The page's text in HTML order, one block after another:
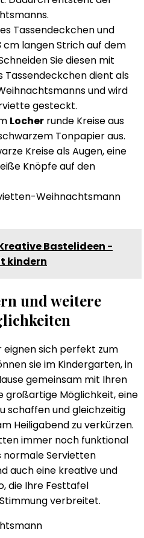
Tassendeckchen und
cm langen Strich auf dem
Sie diesen mit
Tassendeckchen dient als
und wird
gesteckt.
Locher runde Kreise aus
Tonpapier aus.
Kreise als Augen, eine
Knöpfe auf den
Weihnachtsmann
Bastelideen -
kindern
und weitere
eignen sich perfekt zum
sie im Kindergarten, in
gemeinsam mit Ihren
großartige Möglichkeit, eine
schaffen und gleichzeitig
Heiligabend zu verkürzen.
immer noch funktional
normale Servietten
auch eine kreative und
die Ihre Festtafel
verbreitet.